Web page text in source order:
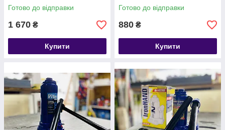
LСD дисплей, мікропроцесор
Pulso
Готово до відправки
1 670 ₴
Купити
Готово до відправки
880 ₴
Купити